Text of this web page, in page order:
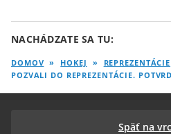
NACHÁDZATE SA TU:
DOMOV » HOKEJ » REPREZENTÁCIE
POZVALI DO REPREZENTÁCIE.
Späť na